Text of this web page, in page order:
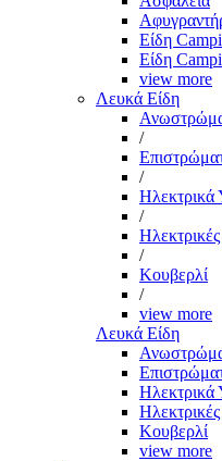
Είδη
Είδη
view more
Λευκά Είδη
/
/
/
/
Κουβερλί
/
view more
Λευκά Είδη
Κουβερλί
view more